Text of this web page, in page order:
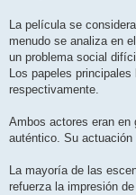
La película se
menudo se analiza en
un problema social
Los papeles
respectivamente.
Ambos actores eran en
auténtico. Su
La mayoría de las
refuerza la impresión